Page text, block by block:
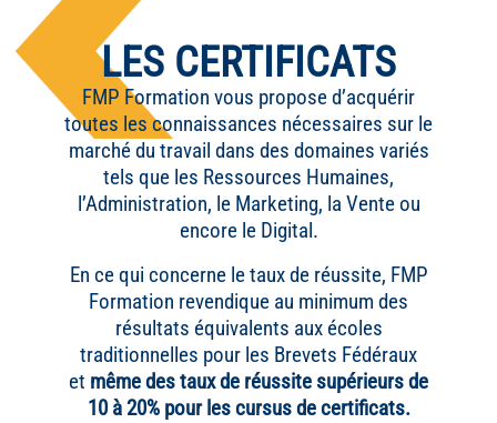
LES CERTIFICATS
FMP Formation vous propose d’acquérir
toutes les connaissances nécessaires sur le
marché du travail dans des domaines variés
tels que les Ressources Humaines,
l’Administration, le Marketing, la Vente ou
encore le Digital.
En ce qui concerne le taux de réussite, FMP
Formation revendique au minimum des
résultats équivalents aux écoles
traditionnelles pour les Brevets Fédéraux
et même des taux de réussite supérieurs de
10 à 20% pour les cursus de certificats.